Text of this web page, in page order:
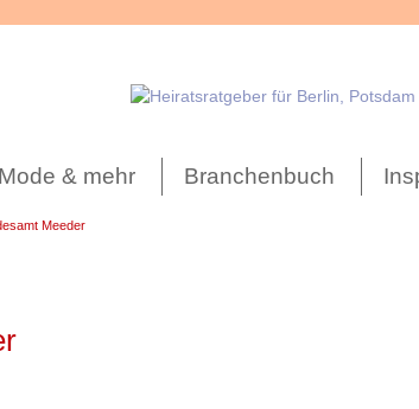
Mode & mehr Branchenbuch
Meeder